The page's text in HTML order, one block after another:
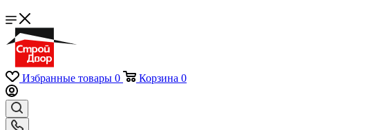
Избранные товары 0 Корзина 0